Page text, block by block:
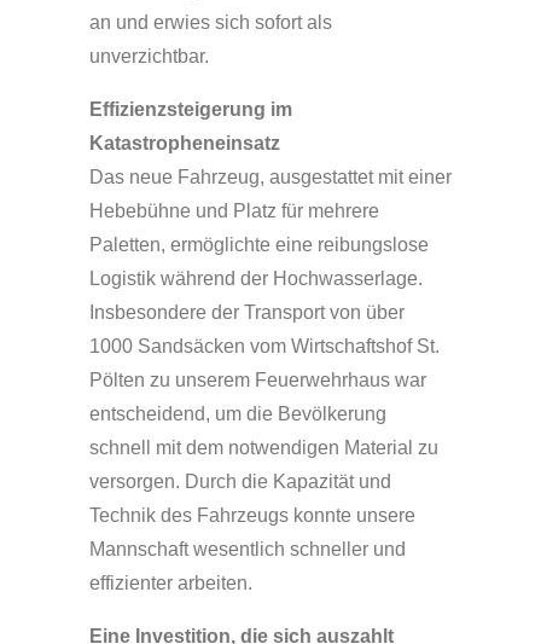
an und erwies sich sofort als
unverzichtbar.
Effizienzsteigerung im
Katastropheneinsatz
Das neue Fahrzeug, ausgestattet mit einer
Hebebühne und Platz für mehrere
Paletten, ermöglichte eine reibungslose
Logistik während der Hochwasserlage.
Insbesondere der Transport von über
1000 Sandsäcken vom Wirtschaftshof St.
Pölten zu unserem Feuerwehrhaus war
entscheidend, um die Bevölkerung
schnell mit dem notwendigen Material zu
versorgen. Durch die Kapazität und
Technik des Fahrzeugs konnte unsere
Mannschaft wesentlich schneller und
effizienter arbeiten.
Eine Investition, die sich auszahlt